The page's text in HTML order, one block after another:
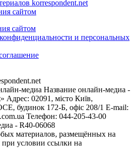
korrespondent.net
сайтом
сайтом
и персональных
медиа Название онлайн-медиа -
Адрес: 02091, місто Київ,
будинок 172-Б, офіс 208/1 E-mail:
Телефон: 044-205-43-00
- R40-06068
материалов, размещённых на
при условии ссылки на